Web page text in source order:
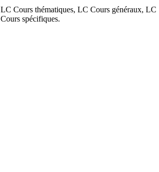
LC Cours thématiques, LC Cours généraux, LC
Cours spécifiques.